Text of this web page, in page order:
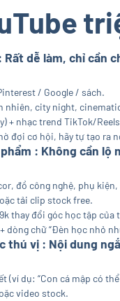
Rất dễ làm, chỉ
/ Google / sách.
nhiên, city night,
+ nhạc trend TikTok/
đợi cơ hội, hãy tự tạo ra
: Không cần
đồ công nghệ, phụ
tải clip stock free.
thay đổi góc học tập của
dòng chữ “Đèn học nhỏ
thú vị : Nội dung
(ví dụ: “Con cá mập có
video stock.